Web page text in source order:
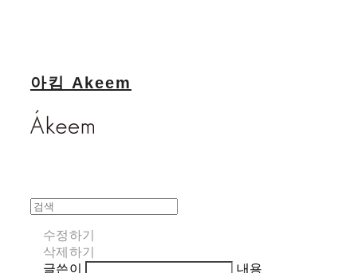
아킴 Akeem
수정하기
삭제하기
글쓴이
내용